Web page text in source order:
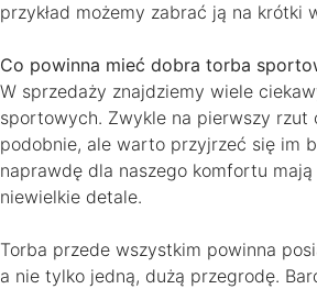
przykład możemy zabrać ją na krótki
Co powinna mieć dobra torba
W sprzedaży znajdziemy wiele
sportowych. Zwykle na pierwszy rzut
podobnie, ale warto przyjrzeć się im
naprawdę dla naszego komfortu
niewielkie detale.
Torba przede wszystkim powinna
a nie tylko jedną, dużą przegrodę.